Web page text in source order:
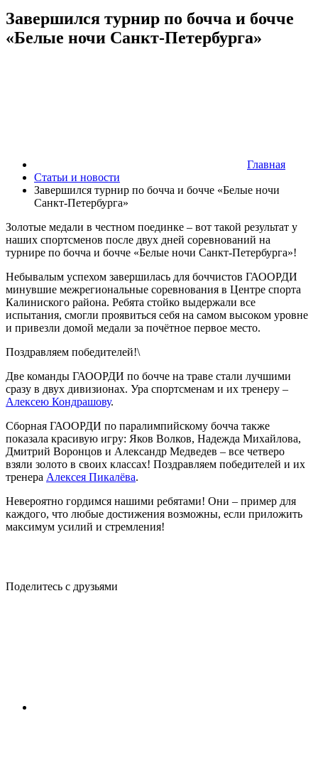
Завершился турнир по бочча и бочче
«Белые ночи Санкт-Петербурга»
Главная
Статьи и новости
Завершился турнир по бочча и бочче «Белые ночи
Санкт-Петербурга»
Золотые медали в честном поединке – вот такой результат у
наших спортсменов после двух дней соревнований на
турнире по бочча и бочче «Белые ночи Санкт-Петербурга»!
Небывалым успехом завершилась для боччистов ГАООРДИ
минувшие межрегиональные соревнования в Центре спорта
Калиниского района. Ребята стойко выдержали все
испытания, смогли проявиться себя на самом высоком уровне
и привезли домой медали за почётное первое место.
Поздравляем победителей!\
Две команды ГАООРДИ по бочче на траве стали лучшими
сразу в двух дивизионах. Ура спортсменам и их тренеру –
Алексею Кондрашову.
Сборная ГАООРДИ по паралимпийскому бочча также
показала красивую игру: Яков Волков, Надежда Михайлова,
Дмитрий Воронцов и Александр Медведев – все четверо
взяли золото в своих классах! Поздравляем победителей и их
тренера Алексея Пикалёва.
Невероятно гордимся нашими ребятами! Они – пример для
каждого, что любые достижения возможны, если приложить
максимум усилий и стремления!
Поделитесь с друзьями